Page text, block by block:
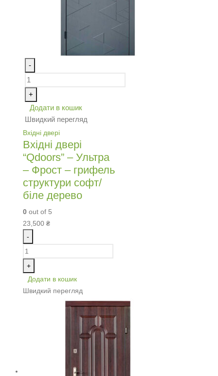
-
+
Додати в кошик
Швидкий перегляд
Вхідні двері
Вхідні двері
“Qdoors” – Ультра
– Фрост – грифель
структури софт/
біле дерево
0 out of 5
23,500 ₴
-
+
Додати в кошик
Швидкий перегляд